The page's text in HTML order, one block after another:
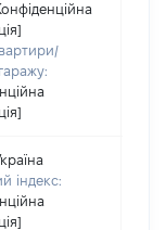
індекс: